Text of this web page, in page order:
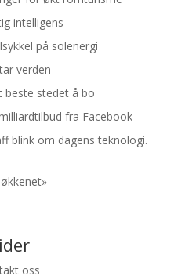
intelligens
på solenergi
verden
beste stedet å bo
fra Facebook
blink om dagens teknologi.
oss